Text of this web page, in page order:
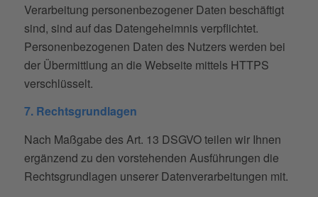
Verarbeitung personenbezogener Daten beschäftigt
sind, sind auf das Datengeheimnis verpflichtet.
Personenbezogenen Daten des Nutzers werden bei
der Übermittlung an die Webseite mittels HTTPS
verschlüsselt.
7. Rechtsgrundlagen
Nach Maßgabe des Art. 13 DSGVO teilen wir Ihnen
ergänzend zu den vorstehenden Ausführungen die
Rechtsgrundlagen unserer Datenverarbeitungen mit.